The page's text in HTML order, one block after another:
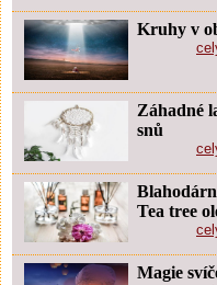
Kruhy v
Záhadné
snů
Tea tree
Magie